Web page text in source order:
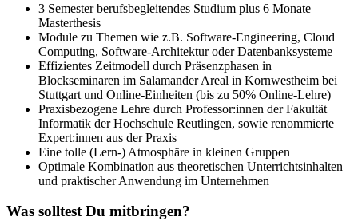
3 Semester berufsbegleitendes Studium plus 6 Monate
Masterthesis
Module zu Themen wie z.B. Software-Engineering, Cloud
Computing, Software-Architektur oder Datenbanksysteme
Effizientes Zeitmodell durch Präsenzphasen in
Blockseminaren im Salamander Areal in Kornwestheim bei
Stuttgart und Online-Einheiten (bis zu 50% Online-Lehre)
Praxisbezogene Lehre durch Professor:innen der Fakultät
Informatik der Hochschule Reutlingen, sowie renommierte
Expert:innen aus der Praxis
Eine tolle (Lern-) Atmosphäre in kleinen Gruppen
Optimale Kombination aus theoretischen Unterrichtsinhalten
und praktischer Anwendung im Unternehmen
Was solltest Du mitbringen?